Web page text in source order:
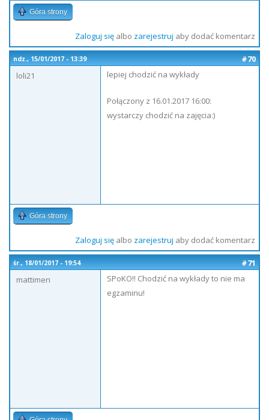
Góra strony
Zaloguj sięalbo zarejestruj aby dodać komentarz
ndz., 15/01/2017 - 13:39
#70
loli21
lepiej chodzić na wykłady
Połączony z 16.01.2017 16:00:
wystarczy chodzić na zajęcia:)
Góra strony
Zaloguj sięalbo zarejestruj aby dodać komentarz
śr., 18/01/2017 - 19:54
#71
mattimen
SPoKO!! Chodzić na wykłady to nie ma
egzaminu!